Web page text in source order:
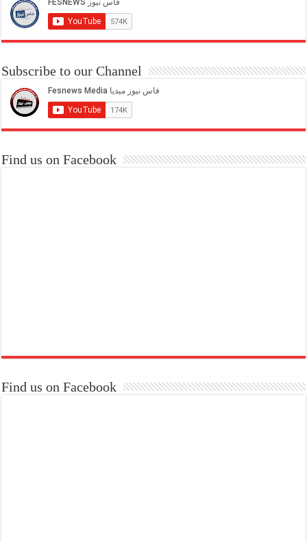
Subscribe to our Channel
Find us on Facebook
Find us on Facebook